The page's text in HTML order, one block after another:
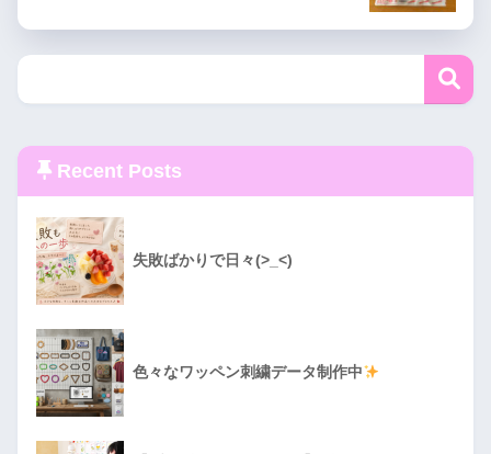
Recent Posts
失敗ばかりで日々(>_<)
色々なワッペン刺繍データ制作中